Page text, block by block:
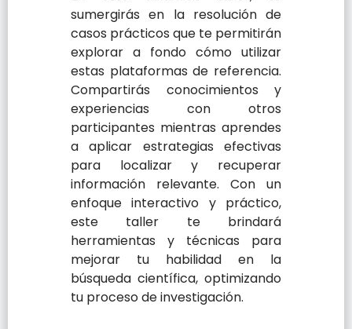
sumergirás en la resolución de
casos prácticos que te permitirán
explorar a fondo cómo utilizar
estas plataformas de referencia.
Compartirás conocimientos y
experiencias con otros
participantes mientras aprendes
a aplicar estrategias efectivas
para localizar y recuperar
información relevante. Con un
enfoque interactivo y práctico,
este taller te brindará
herramientas y técnicas para
mejorar tu habilidad en la
búsqueda científica, optimizando
tu proceso de investigación.